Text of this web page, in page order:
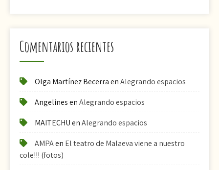
Comentarios recientes
Olga Martínez BecerraenAlegrando espacios
AngelinesenAlegrando espacios
MAITECHUenAlegrando espacios
AMPAen El teatro de Malaeva viene a nuestro
cole!!! (fotos)